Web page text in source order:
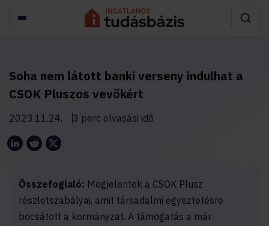
Soha nem látott banki verseny indulhat a
CSOK Pluszos vevőkért
2023.11.24. 3 perc olvasási idő
Összefoglaló: Megjelentek a CSOK Plusz
részletszabályai, amit társadalmi egyeztetésre
bocsátott a kormányzat. A támogatás a már